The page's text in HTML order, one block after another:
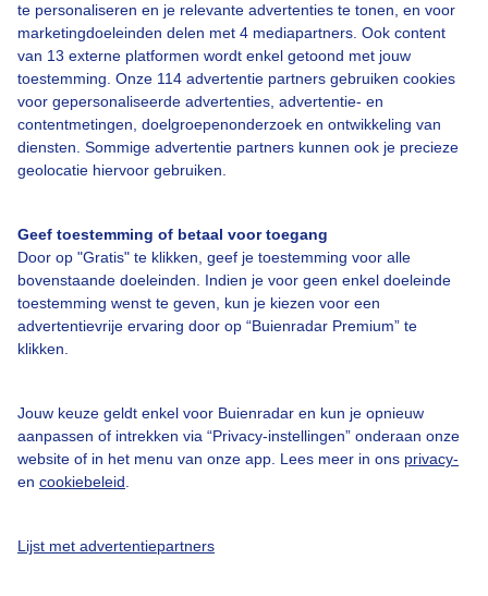
te personaliseren en je relevante advertenties te tonen, en voor
marketingdoeleinden delen met 4 mediapartners. Ook content
van 13 externe platformen wordt enkel getoond met jouw
toestemming. Onze 114 advertentie partners gebruiken cookies
voor gepersonaliseerde advertenties, advertentie- en
contentmetingen, doelgroepenonderzoek en ontwikkeling van
diensten. Sommige advertentie partners kunnen ook je precieze
geolocatie hiervoor gebruiken.
Geef toestemming of betaal voor toegang
Door op "Gratis" te klikken, geef je toestemming voor alle
bovenstaande doeleinden. Indien je voor geen enkel doeleinde
toestemming wenst te geven, kun je kiezen voor een
advertentievrije ervaring door op “Buienradar Premium” te
klikken.
Jouw keuze geldt enkel voor Buienradar en kun je opnieuw
aanpassen of intrekken via “Privacy-instellingen” onderaan onze
website of in het menu van onze app. Lees meer in ons privacy-
en cookiebeleid
Lijst met advertentiepartners
Over Buienradar
Veelgestelde vragen
Contact
Toegankelijkheid
Buienradar Team
Privacy beleid
Privacy instellingen